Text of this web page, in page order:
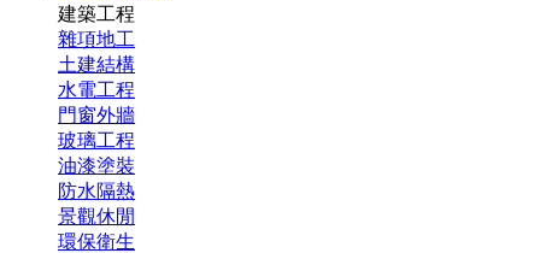
建築工程
雜項地工
土建結構
水電工程
門窗外牆
玻璃工程
油漆塗裝
防水隔熱
景觀休閒
環保衛生